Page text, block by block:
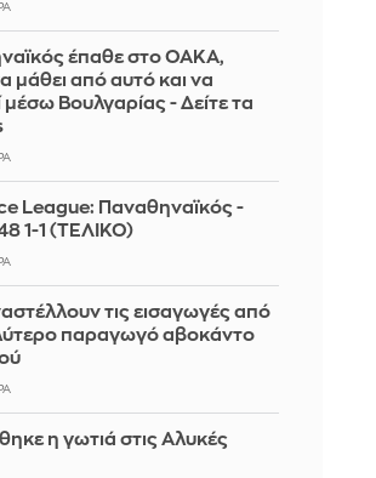
έπαθε στο ΟΑΚΑ,
μάθει από αυτό και να
μέσω Βουλγαρίας - Δείτε τα
League: Παναθηναϊκός -
1-1 (ΤΕΛΙΚΟ)
τις εισαγωγές από
παραγωγό αβοκάντο
η γωτιά στις Αλυκές